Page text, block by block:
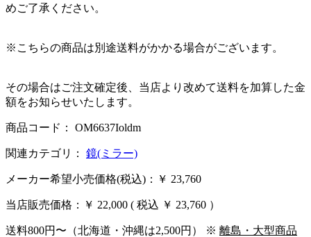
めご了承ください。
※こちらの商品は別途送料がかかる場合がございます。
その場合はご注文確定後、当店より改めて送料を加算した金
額をお知らせいたします。
商品コード： OM6637Ioldm
関連カテゴリ： 鏡(ミラー)
メーカー希望小売価格(税込)：￥ 23,760
当店販売価格： ￥ 22,000 ( 税込 ￥ 23,760 ）
送料800円〜（北海道・沖縄は2,500円） ※ 離島・大型商品